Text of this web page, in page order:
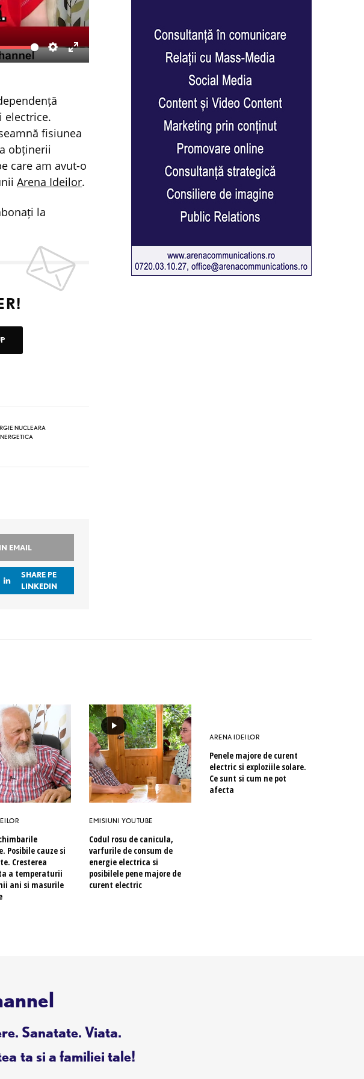
Settings
Enter
electrice.
fisiunea
obținerii
care am avut-o
Arena Ideilor.
la
NUCLEARA
EMAIL
SHARE PE
LINKEDIN
Posibile cauze si
Cresterea
a temperaturii
ani si masurile
EMISIUNI YOUTUBE
Codul rosu de canicula,
varfurile de consum de
energie electrica si
posibilele pene majore de
curent electric
ARENA IDEILOR
Penele majore de curent
electric si exploziile solare.
Ce sunt si cum ne pot
afecta
Sanatate. Viata.
ta si a familiei tale!